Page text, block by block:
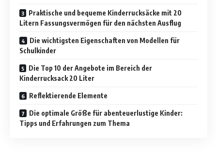
Praktische und bequeme Kinderrucksäcke mit 20
Litern Fassungsvermögen für den nächsten Ausflug
Die wichtigsten Eigenschaften von Modellen für
Schulkinder
Die Top 10 der Angebote im Bereich der
Kinderrucksack 20 Liter
Reflektierende Elemente
Die optimale Größe für abenteuerlustige Kinder:
Tipps und Erfahrungen zum Thema